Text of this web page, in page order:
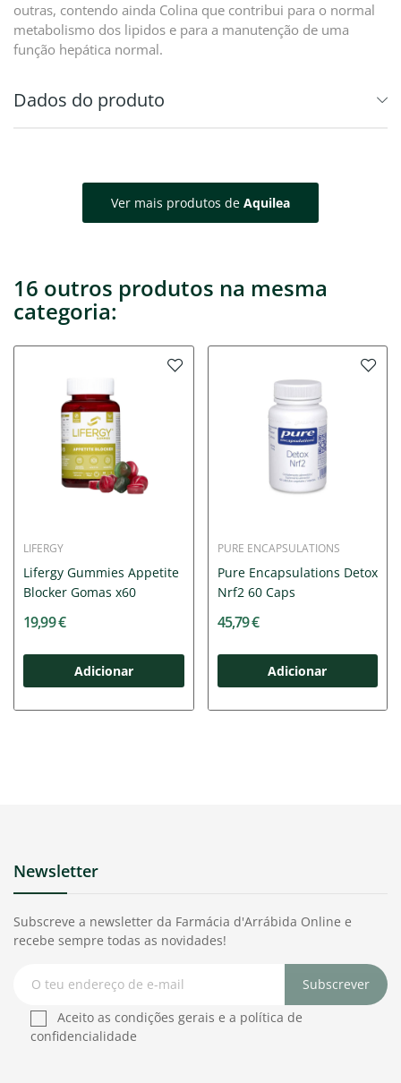
outras, contendo ainda Colina que contribui para o normal
metabolismo dos lipidos e para a manutenção de uma
função hepática normal.
Dados do produto
Ver mais produtos de Aquilea
16 outros produtos na mesma
categoria:
LIFERGY
Lifergy Gummies Appetite
Blocker Gomas x60
19,99 €
Adicionar
PURE ENCAPSULATIONS
Pure Encapsulations Detox
Nrf2 60 Caps
45,79 €
Adicionar
Newsletter
Subscreve a newsletter da Farmácia d'Arrábida Online e
recebe sempre todas as novidades!
Subscrever
Aceito as condições gerais e a política de
confidencialidade